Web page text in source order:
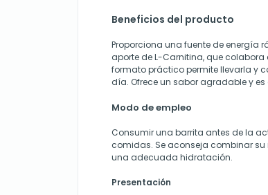
Beneficios del producto
Proporciona una fuente de energía
aporte de L-Carnitina, que colabora
formato práctico permite llevarla y
día. Ofrece un sabor agradable y
Modo de empleo
Consumir una barrita antes de la
comidas. Se aconseja combinar
una adecuada hidratación.
Presentación